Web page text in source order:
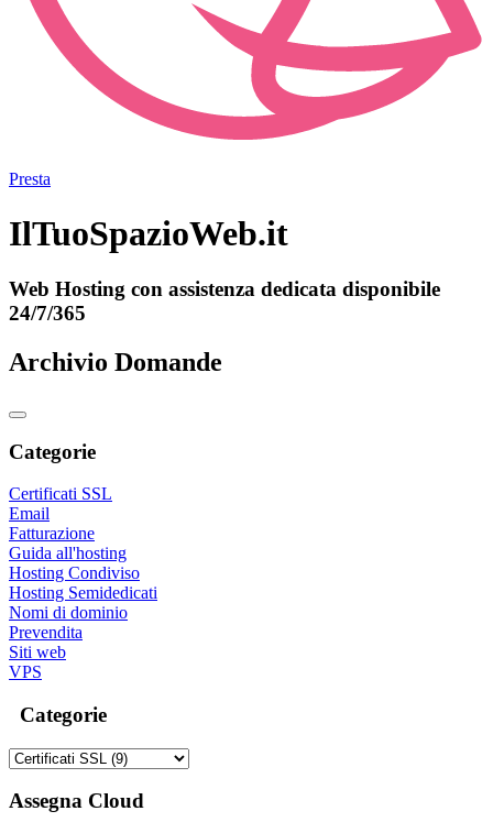
Presta
IlTuoSpazioWeb.it
Web Hosting con assistenza dedicata disponibile
24/7/365
Archivio Domande
Categorie
Certificati SSL
Email
Fatturazione
Guida all'hosting
Hosting Condiviso
Hosting Semidedicati
Nomi di dominio
Prevendita
Siti web
VPS
Categorie
Assegna Cloud